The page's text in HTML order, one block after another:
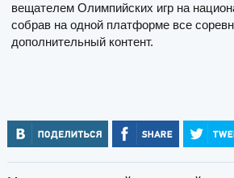
вещателем Олимпийских игр на
собрав на одной платформе все
дополнительный контент.